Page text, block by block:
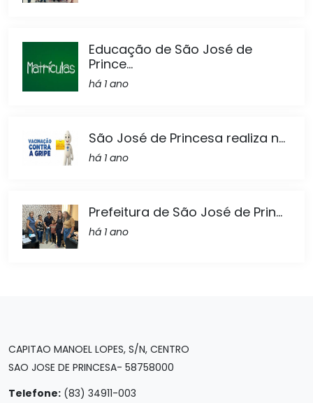
Educação de São José de
Prince...
há 1 ano
São José de Princesa realiza n...
há 1 ano
Prefeitura de São José de Prin...
há 1 ano
CAPITAO MANOEL LOPES, S/N, CENTRO
SAO JOSE DE PRINCESA- 58758000
Telefone: (83) 34911-003